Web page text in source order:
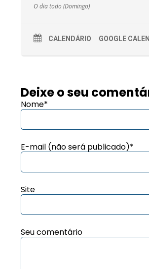
O dia todo (Domingo)
CALENDÁRIO GOOGLE
Deixe o seu
Nome*
E-mail (não será publicado)*
Site
Seu comentário